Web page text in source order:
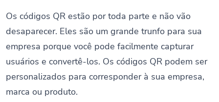
Os códigos QR estão por toda parte e não vão
desaparecer. Eles são um grande trunfo para sua
empresa porque você pode facilmente capturar
usuários e convertê-los. Os códigos QR podem ser
personalizados para corresponder à sua empresa,
marca ou produto.